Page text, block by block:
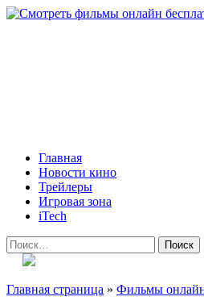
Skip
Primary
Menu
Главная
Новости кино
Трейлеры
Игровая зона
iTech
Найти:
Главная страница » Фильмы